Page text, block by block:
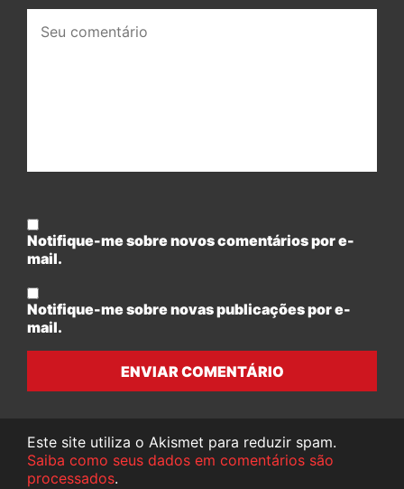
comentário:
Notifique-me sobre novos comentários por e-
mail.
Notifique-me sobre novas publicações por e-
mail.
ENVIAR COMENTÁRIO
Este site utiliza o Akismet para reduzir spam.
Saiba como seus dados em comentários são
processados.